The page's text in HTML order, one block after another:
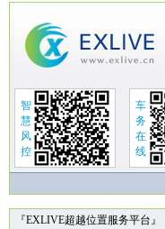
智
慧
风
控
车
务
在
线
『EXLIVE超越位置服务平台』